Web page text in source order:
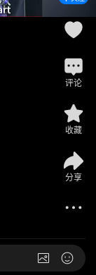
评论
收藏
分享